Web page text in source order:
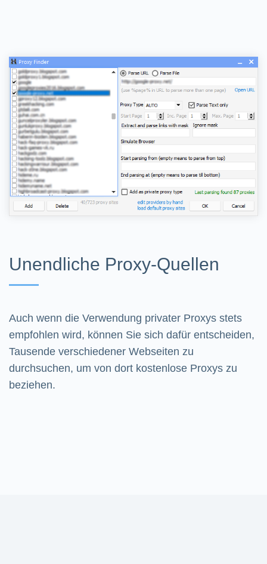
Unendliche Proxy-Quellen
Auch wenn die Verwendung privater Proxys stets
empfohlen wird, können Sie sich dafür entscheiden,
Tausende verschiedener Webseiten zu
durchsuchen, um von dort kostenlose Proxys zu
beziehen.